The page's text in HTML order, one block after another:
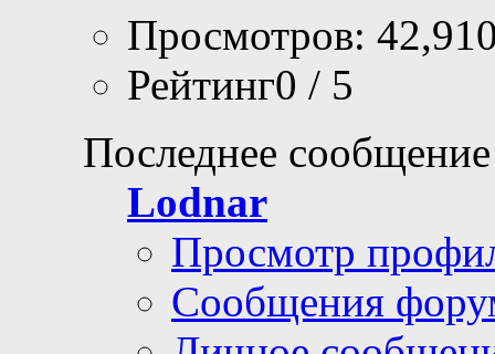
Просмотров:
Рейтинг0 / 5
Последнее
Lodnar
Просмотр
Сообщения